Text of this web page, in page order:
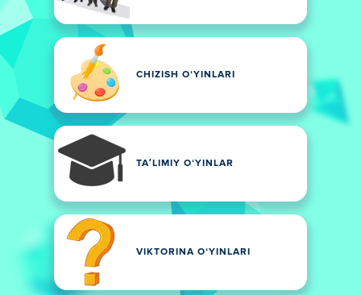
CHIZISH OʻYINLARI
TAʼLIMIY OʻYINLAR
VIKTORINA OʻYINLARI